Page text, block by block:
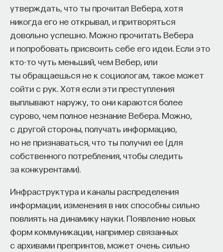
утверждать, что ты прочитал Вебера, хотя
никогда его не открывал, и притворяться
довольно успешно. Можно прочитать Вебера
и попробовать присвоить себе его идеи. Если это
кто-то чуть меньший, чем Вебер, или
ты обращаешься не к социологам, такое может
сойти с рук. Хотя если эти преступления
выплывают наружу, то они караются более
сурово, чем полное незнание Вебера. Можно,
с другой стороны, получать информацию,
но не признаваться, что ты получил ее (для
собственного потребления, чтобы следить
за конкурентами).
Инфраструктура и каналы распределения
информации, изменения в них способны сильно
повлиять на динамику науки. Появление новых
форм коммуникации, например связанных
с архивами препринтов, может очень сильно